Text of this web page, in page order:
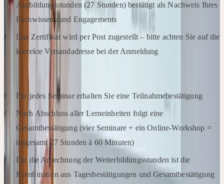
Ausbildungsstunden (27 Stunden) bestätigt als Nachweis Ihres
Fachwissens und Engagements
Das Zertifikat wird per Post zugestellt – bitte achten Sie auf die
korrekte Versandadresse bei der Anmeldung
BESTÄTIGUNGEN
Für jedes Seminar erhalten Sie eine Teilnahmebestätigung
Nach Abschluss aller Lerneinheiten folgt eine
Gesamtbestätigung (vier Seminare + ein Online-Workshop =
insgesamt 27 Stunden à 60 Minuten)
Für die Anrechnung der Weiterbildungsstunden ist die
Kombination aus Tagesbestätigungen und Gesamtbestätigung